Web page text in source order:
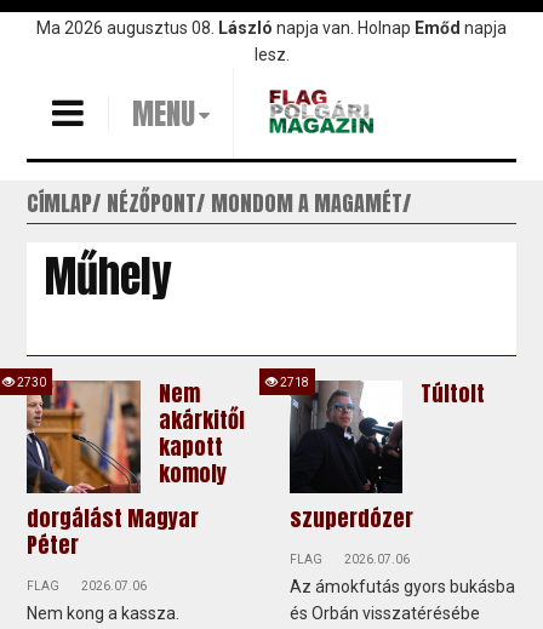
UgrásMa 2026 augusztus 08. László napja van. Holnap Emőd napja
lesz.
MENU
CÍMLAP NÉZŐPONT MONDOM A MAGAMÉT
Műhely
Nem
akárkitől
kapott
komoly
dorgálást Magyar
Péter
FLAG 2026.07.06
Nem kong a kassza.
2730 Túltolt
szuperdózer
FLAG 2026.07.06
Az ámokfutás gyors bukásba
és Orbán visszatérésébe
2718